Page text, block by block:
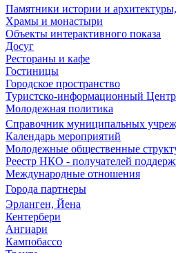
Памятники истории и
Храмы и монастыри
Объекты интерактивного показа
Досуг
Рестораны и кафе
Гостиницы
Городское пространство
Туристско-информационный Центр
Молодежная политика
Справочник муниципальных
Календарь мероприятий
Молодежные общественные
Реестр НКО - получателей
Международные отношения
Города партнеры
Эрланген, Йена
Кентербери
Ангиари
Кампобассо